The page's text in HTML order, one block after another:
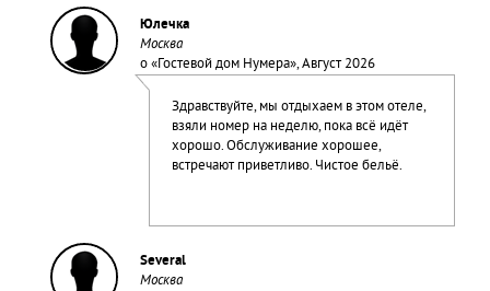
Юлечка
Москва
о «Гостевой дом Нумера», Август 2026
Здравствуйте, мы отдыхаем в этом отеле,
взяли номер на неделю, пока всё идёт
хорошо. Обслуживание хорошее,
встречают приветливо. Чистое бельё.
Several
Москва